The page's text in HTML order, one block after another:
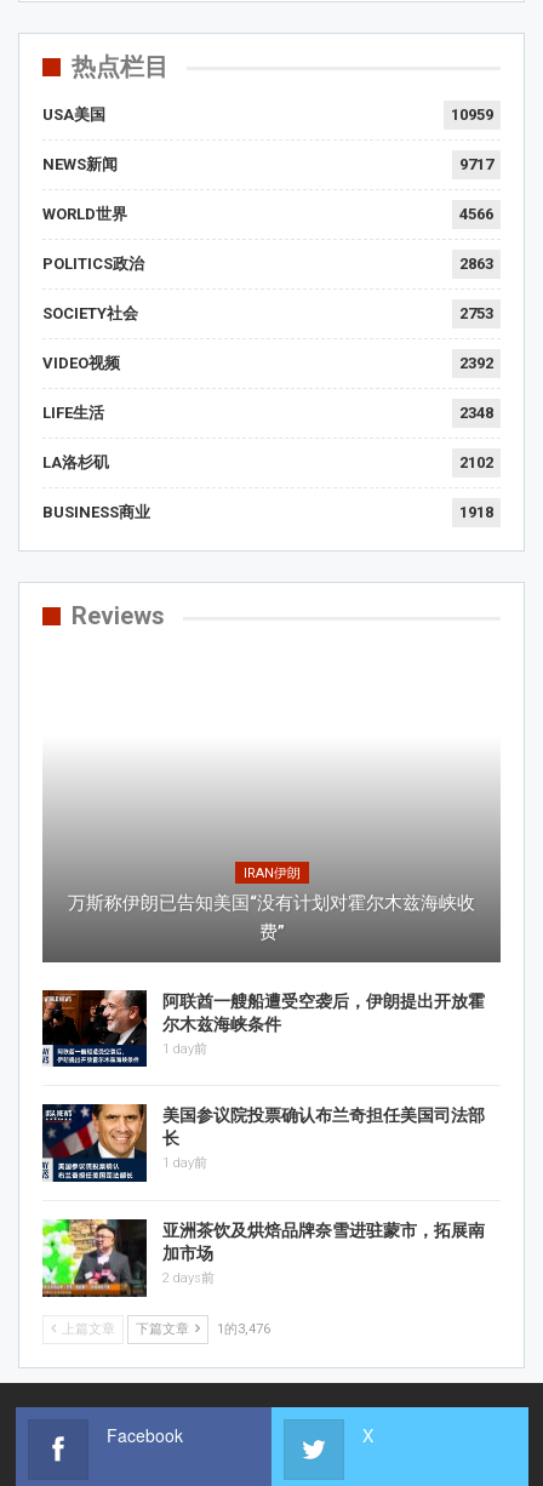
热点栏目
USA美国 10959
NEWS新闻 9717
WORLD世界 4566
POLITICS政治 2863
SOCIETY社会 2753
VIDEO视频 2392
LIFE生活 2348
LA洛杉矶 2102
BUSINESS商业 1918
Reviews
IRAN伊朗
万斯称伊朗已告知美国“没有计划对霍尔木兹海峡收
费”
阿联酋一艘船遭受空袭后，伊朗提出开放霍
尔木兹海峡条件
1 day前
美国参议院投票确认布兰奇担任美国司法部
长
1 day前
亚洲茶饮及烘焙品牌奈雪进驻蒙市，拓展南
加市场
2 days前
上篇文章 下篇文章 1的3,476
Facebook X